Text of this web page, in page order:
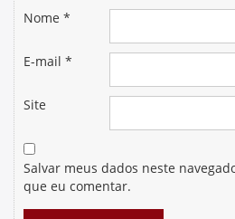
Nome *
E-mail *
Site
Salvar meus dados neste
que eu comentar.